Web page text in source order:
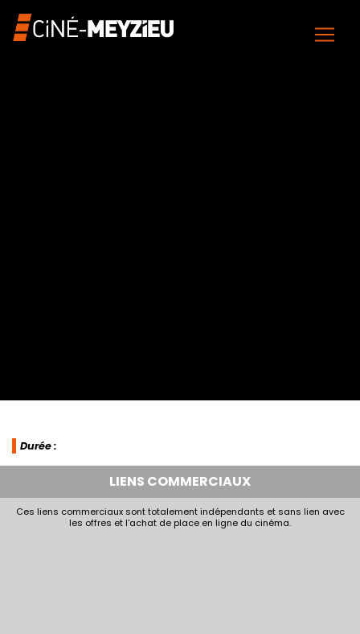
Durée :
LIENS COMMERCIAUX
Ces liens commerciaux sont totalement indépendants et sans lien avec
les offres et l'achat de place en ligne du cinéma.